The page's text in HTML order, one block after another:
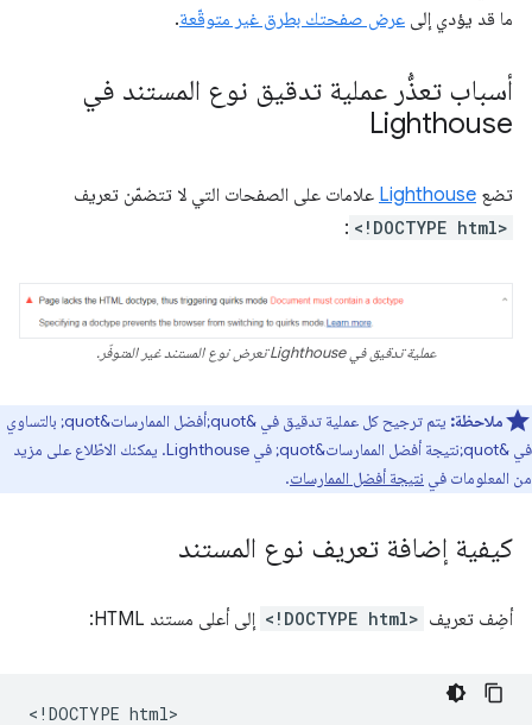
ما قد يؤدي إلى عرض صفحتك بطرق غير متوقّعة.
أسباب تعذُّر عملية تدقيق نوع المستند في
Lighthouse
تضع Lighthouse علامات على الصفحات التي لا تتضمّن تعريف
<!DOCTYPE html>
:
عملية تدقيق في Lighthouse تعرض نوع المستند غير المتوفّر.
ملاحظة:
يتم ترجيح كل عملية تدقيق في &quot;أفضل الممارسات&quot; بالتساوي
في &quot;نتيجة أفضل الممارسات&quot; في Lighthouse. يمكنك الاطّلاع على مزيد
من المعلومات في نتيجة أفضل الممارسات.
كيفية إضافة تعريف نوع المستند
أضِف تعريف <!DOCTYPE html> إلى أعلى مستند HTML:
<!DOCTYPE html>